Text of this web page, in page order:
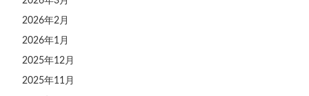
2026年2月
2026年1月
2025年12月
2025年11月